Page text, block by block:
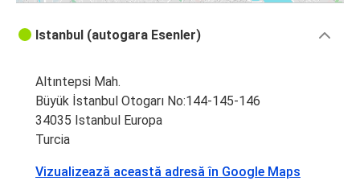
Istanbul (autogara Esenler)
Altıntepsi Mah.
Büyük İstanbul Otogarı No:144-145-146
34035 Istanbul Europa
Turcia
Vizualizează această adresă în Google Maps